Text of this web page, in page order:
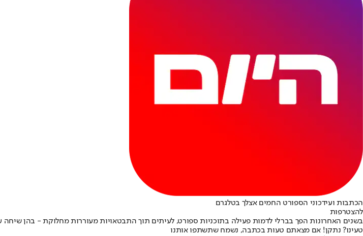
הכתבות ועידכוני הספורט החמים אצלך בטלגרם
להצטרפות
בשנים האחרונות הפך בברלי לדמות פעילה בתוכניות ספורט, לעיתים תוך התבטאויות מעוררות מחלוקת - בהן שיחה עם
טעינו? נתקן! אם מצאתם טעות בכתבה, נשמח שתשתפו אותנו